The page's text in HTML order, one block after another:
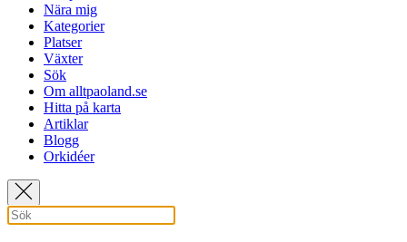
Nära mig
Kategorier
Platser
Växter
Sök
Om alltpaoland.se
Hitta på karta
Artiklar
Blogg
Orkidéer